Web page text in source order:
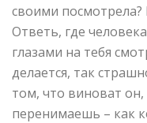
своими
Ответь, где
глазами на тебя
делается, так
том, что виноват
перенимаешь – как